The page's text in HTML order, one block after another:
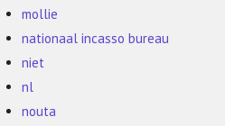
mollie
nationaal incasso bureau
niet
nl
nouta